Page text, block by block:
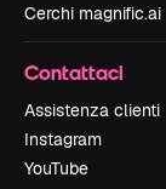
Cerchi magnific.ai
Contattaci
Assistenza clienti
Instagram
YouTube